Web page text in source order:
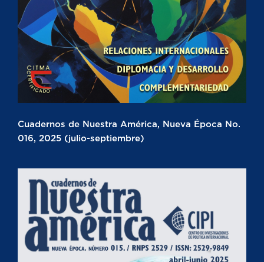
Cuadernos de Nuestra América, Nueva Época No.
016, 2025 (julio-septiembre)